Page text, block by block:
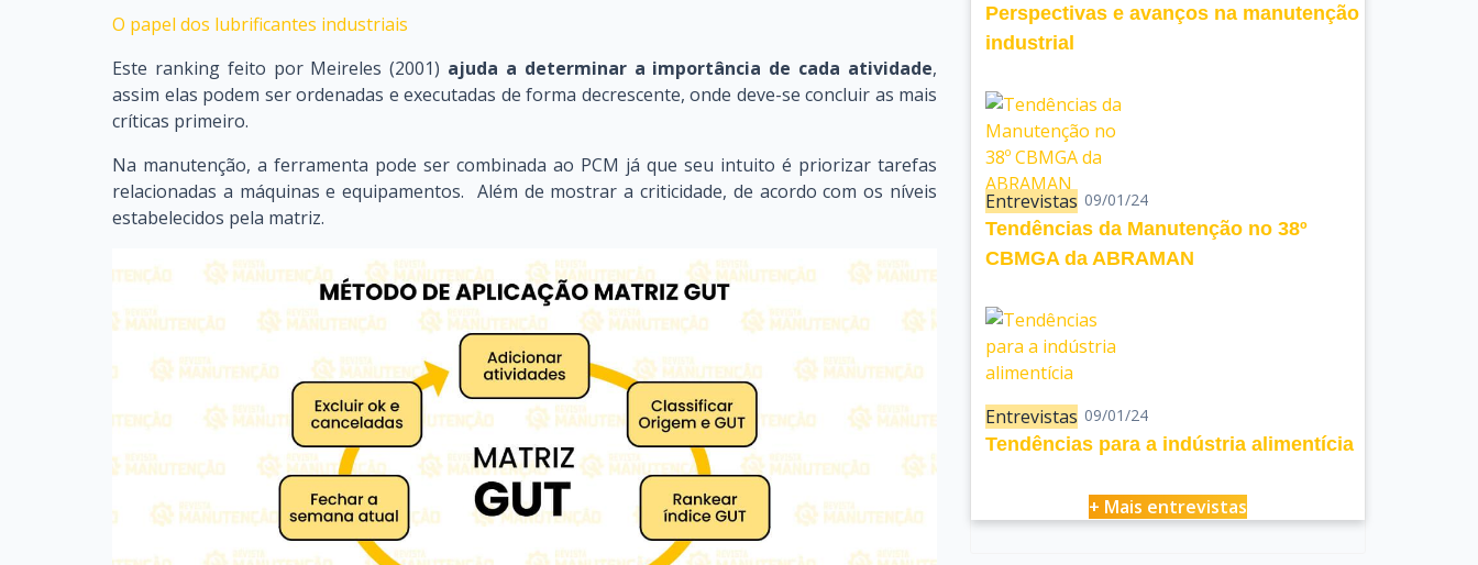
O papel dos lubrificantes industriais
Este ranking feito por Meireles (2001) ajuda a determinar a importância de cada atividade,
assim elas podem ser ordenadas e executadas de forma decrescente, onde deve-se concluir as mais
críticas primeiro.
Na manutenção, a ferramenta pode ser combinada ao PCM já que seu intuito é priorizar tarefas
relacionadas a máquinas e equipamentos. Além de mostrar a criticidade, de acordo com os níveis
estabelecidos pela matriz.
Perspectivas e avanços na manutenção
industrial
Entrevistas 09/01/24
Tendências da Manutenção no 38º
CBMGA da ABRAMAN
Entrevistas 09/01/24
Tendências para a indústria alimentícia
+ Mais entrevistas